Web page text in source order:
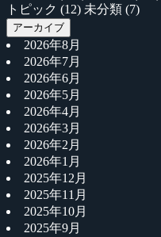
トピック (12) 未分類 (7)
アーカイブ
2026年8月
2026年7月
2026年6月
2026年5月
2026年4月
2026年3月
2026年2月
2026年1月
2025年12月
2025年11月
2025年10月
2025年9月